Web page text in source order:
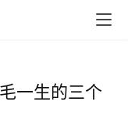
一生的三个